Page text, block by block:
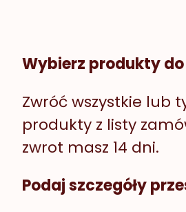
Wybierz produkty
Zwróć wszystkie lub
produkty z listy
zwrot masz 14 dni.
Podaj szczegóły